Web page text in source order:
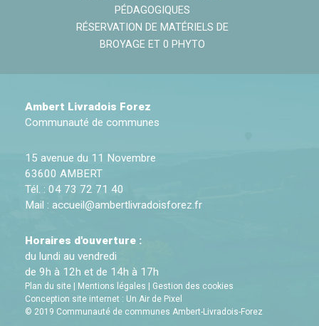
PÉDAGOGIQUES
RÉSERVATION DE MATÉRIELS DE
BROYAGE ET 0 PHYTO
Ambert Livradois Forez
Communauté de communes
15 avenue du 11 Novembre
63600 AMBERT
Tél. : 04 73 72 71 40
Mail : accueil@ambertlivradoisforez.fr
Horaires d'ouverture :
du lundi au vendredi
de 9h à 12h et de 14h à 17h
Plan du site | Mentions légales | Gestion des cookies
Conception site internet : Un Air de Pixel
© 2019 Communauté de communes Ambert-Livradois-Forez